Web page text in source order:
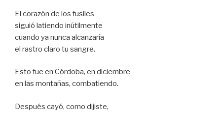
El corazón de los fusiles
siguió latiendo inútilmente
cuando ya nunca alcanzaría
el rastro claro tu sangre.
Esto fue en Córdoba, en diciembre
en las montañas, combatiendo.
Después cayó, como dijiste,